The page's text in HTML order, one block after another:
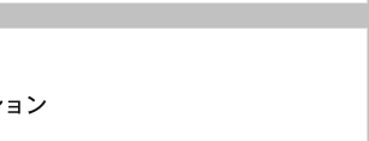
ン